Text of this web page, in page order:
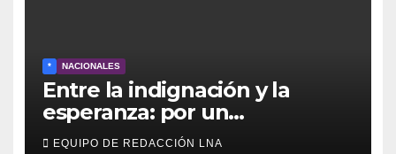
* NACIONALES
Entre la indignación y la
esperanza: por un
movimiento de
EQUIPO DE REDACCIÓN LNA